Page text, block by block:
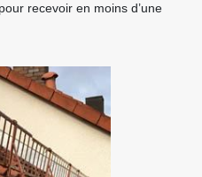
recevoir en moins d’une